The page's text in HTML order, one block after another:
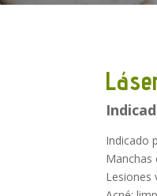
Indicado
Manchas
Lesiones